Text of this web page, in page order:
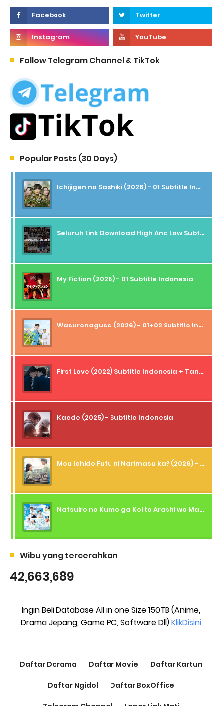
Follow Telegram Channel & TikTok
Popular Posts (30 Days)
Ichijigen no Sashiki (2026) - 01 Subtitle Indonesia
Seluruh Link Download High And Low Subtitle Indonesia
My Fiction (2026) - 01 Subtitle Indonesia
Wasurenagusa (2026) - 01+02 Subtitle Indonesia
First Love (2022) Subtitle Indonesia + Tanpa Iklan + Streaming + 1080p
Kaede (2025) - Subtitle Indonesia
Mou Ichido Fufu ni Narimasu ka? (2026) - 01 Subtitle Indonesia
Natsuiro no Kumo ga Koi to Arashi wo Makiokosu (2026) - 01 Subtitle Indonesia
Wibu yang tercerahkan
42,663,689
Ingin Beli Database All in one Size 150TB (Anime,
Drama Jepang, Game PC, Software Dll)KlikDisini
Daftar Dorama Daftar Movie Daftar Kartun
Daftar Ngidol Daftar BoxOffice